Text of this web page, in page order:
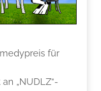
für
„NUDLZ“-